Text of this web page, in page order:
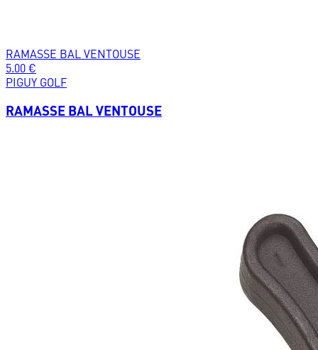
RAMASSE BAL VENTOUSE
5.00 €
PIGUY GOLF
RAMASSE BAL VENTOUSE